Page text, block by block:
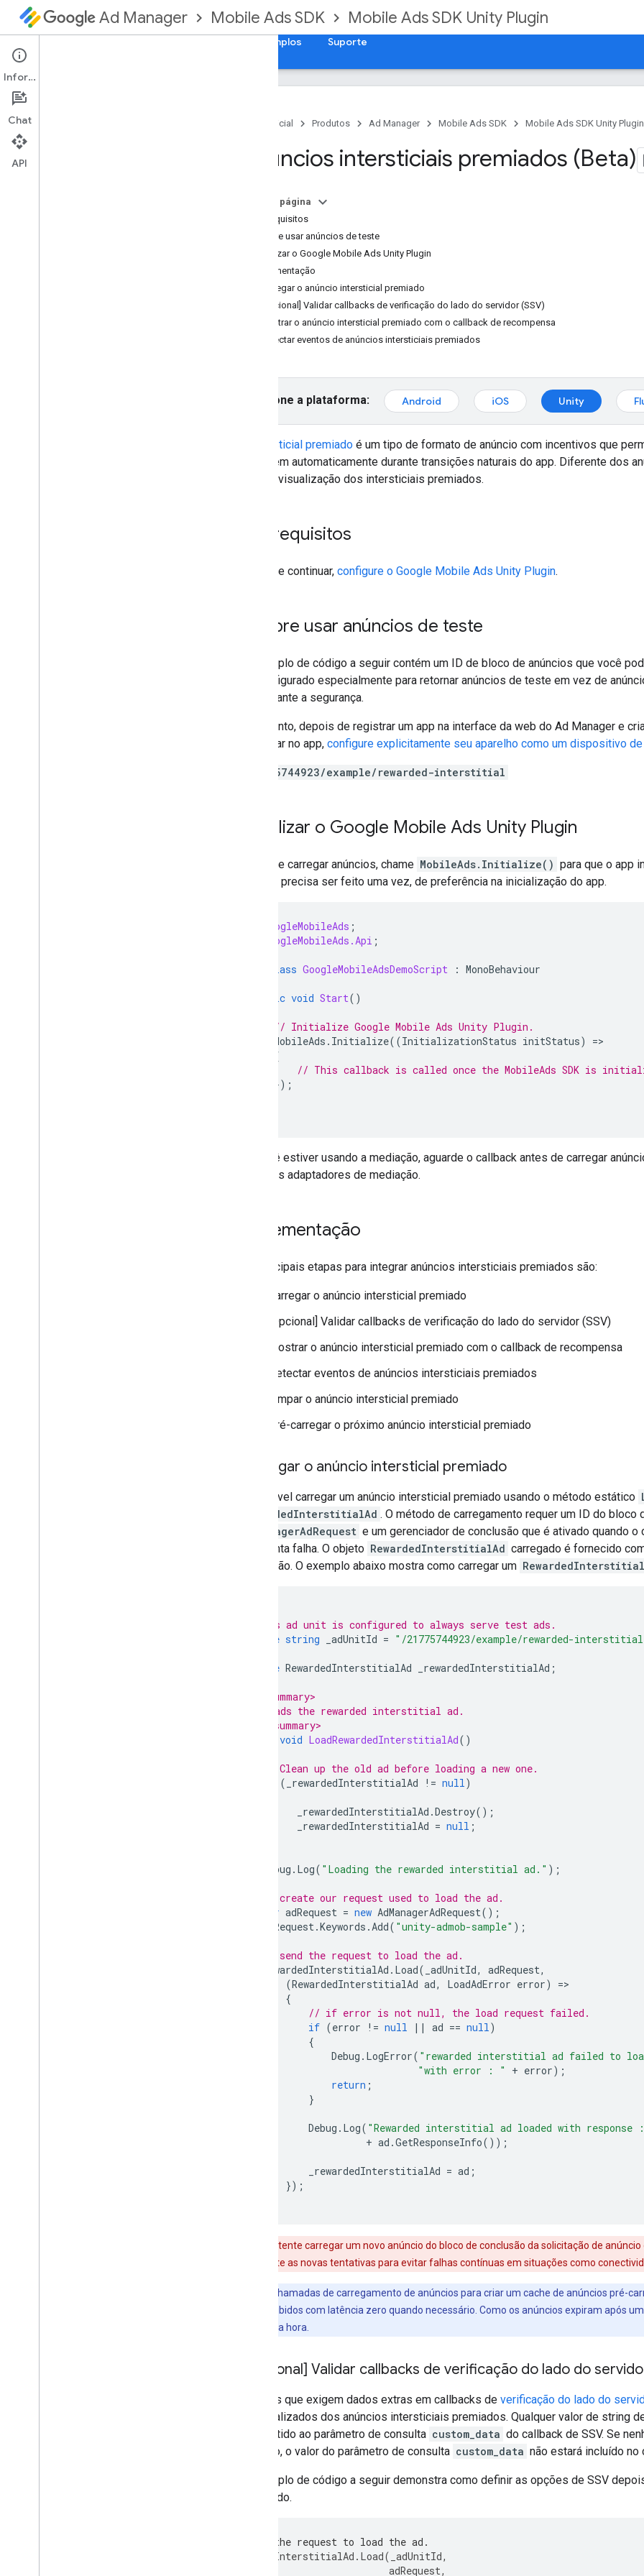
Ad Manager Mobile Ads SDK Mobile Ads SDK Unity Plugin
Exemplos Suporte
Configurar o plug-in dos anúncios para
Unity
Página inicial Produtos Ad Manager Mobile Ads SDK Mobile Ads SDK Unity Plugin
Anúncios intersticiais premiados (Beta)
Nesta página
Pré-requisitos
Sempre usar anúncios de teste
Inicializar o Google Mobile Ads Unity Plugin
Implementação
Carregar o anúncio intersticial premiado
[Opcional] Validar callbacks de verificação do lado do servidor (SSV)
Mostrar o anúncio intersticial premiado com o callback de recompensa
Detectar eventos de anúncios intersticiais premiados
Selecione a plataforma: Android iOS Unity
intersticial premiado é um tipo de formato de anúncio com incentivos que
aparecem automaticamente durante transições naturais do app. Diferente dos
ativar a visualização dos intersticiais premiados.
Pré-requisitos
Antes de continuar, configure o Google Mobile Ads Unity Plugin.
Sempre usar anúncios de teste
O exemplo de código a seguir contém um ID de bloco de anúncios que você
foi configurado especialmente para retornar anúncios de teste em vez de
que garante a segurança.
No entanto, depois de registrar um app na interface da web do Ad Manager e
para usar no app, configure explicitamente seu aparelho como um dispositivo
/21775744923/example/rewarded-interstitial
Inicializar o Google Mobile Ads Unity Plugin
Antes de carregar anúncios, chame MobileAds.Initialize() para que o app
Isso só precisa ser feito uma vez, de preferência na inicialização do app.
GoogleMobileAds ;
GoogleMobileAds.Api ;
class GoogleMobileAdsDemoScript : MonoBehaviour
public void Start()
// Initialize Google Mobile Ads Unity Plugin .
MobileAds . Initialize((InitializationStatus initStatus) =
{
// This callback is called once the MobileAds SDK is
});
Se você estiver usando a mediação, aguarde o callback antes de carregar
todos os adaptadores de mediação.
Implementação
As principais etapas para integrar anúncios intersticiais premiados são:
Carregar o anúncio intersticial premiado
[Opcional] Validar callbacks de verificação do lado do servidor (SSV)
Mostrar o anúncio intersticial premiado com o callback de recompensa
Detectar eventos de anúncios intersticiais premiados
Limpar o anúncio intersticial premiado
Pré-carregar o próximo anúncio intersticial premiado
Carregar o anúncio intersticial premiado
É possível carregar um anúncio intersticial premiado usando o método estático
RewardedInterstitialAd . O método de carregamento requer um ID do bloco
AdManagerAdRequest e um gerenciador de conclusão que é ativado quando
apresenta falha. O objeto RewardedInterstitialAd carregado é fornecido
conclusão. O exemplo abaixo mostra como carregar um
// This ad unit is configured to always serve test ads.
private string _adUnitId = "/21775744923/example/rewarded-
private RewardedInterstitialAd _rewardedInterstitialAd ;
/// <summary>
/// Loads the rewarded interstitial ad.
/// </summary>
void LoadRewardedInterstitialAd()
// Clean up the old ad before loading a new one.
( _rewardedInterstitialAd != null)
_rewardedInterstitialAd .Destroy();
_rewardedInterstitialAd = null ;
Debug . Log( "Loading the rewarded interstitial ad." );
// create our request used to load the ad.
var adRequest = new AdManagerAdRequest();
adRequest.Keywords .Add( "unity-admob-sample" );
// send the request to load the ad.
RewardedInterstitialAd . Load( _adUnitId, adRequest,
(RewardedInterstitialAd ad, LoadAdError error) =
{
// if error is not null, the load request failed.
if (error != null || ad == null)
{
Debug . LogError( "rewarded interstitial ad failed to
"with error : "
+ error);
return ;
}
Debug . Log( "Rewarded interstitial ad loaded with response
+ ad .GetResponseInfo());
_rewardedInterstitialAd = ad ;
});
não tente carregar um novo anúncio do bloco de conclusão da solicitação de
fazer isso, limite as novas tentativas para evitar falhas contínuas em situações como
: use chamadas de carregamento de anúncios para criar um cache de anúncios pré-
possam ser exibidos com latência zero quando necessário. Como os anúncios expiram após
anúncios a cada hora.
[Opcional] Validar callbacks de verificação do lado do
Os apps que exigem dados extras em callbacks de verificação do lado do
personalizados dos anúncios intersticiais premiados. Qualquer valor de string
transmitido ao parâmetro de consulta custom_data do callback de SSV. Se
definido, o valor do parâmetro de consulta custom_data não estará incluído no
O exemplo de código a seguir demonstra como definir as opções de SSV
carregado.
// send the request to load the ad.
RewardedInterstitialAd . Load( _adUnitId,
adRequest,
Informações
Chat
API